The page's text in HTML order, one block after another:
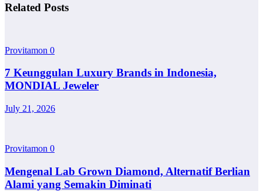
Related Posts
Provitamon 0
7 Keunggulan Luxury Brands in Indonesia,
MONDIAL Jeweler
July 21, 2026
Provitamon 0
Mengenal Lab Grown Diamond, Alternatif Berlian
Alami yang Semakin Diminati